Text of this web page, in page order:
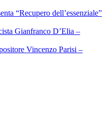
“Recupero dell’essenziale”
Gianfranco D’Elia –
Vincenzo Parisi –